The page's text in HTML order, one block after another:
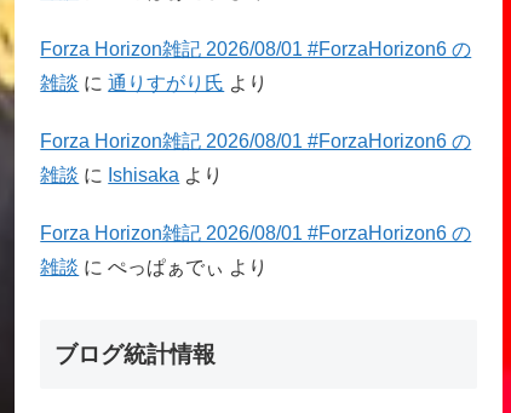
Forza Horizon雑記 2026/08/01 #ForzaHorizon6 の
雑談 に通りすがり氏 より
Forza Horizon雑記 2026/08/01 #ForzaHorizon6 の
雑談 に Ishisaka より
Forza Horizon雑記 2026/08/01 #ForzaHorizon6 の
雑談 にぺっぱぁでぃ より
ブログ統計情報